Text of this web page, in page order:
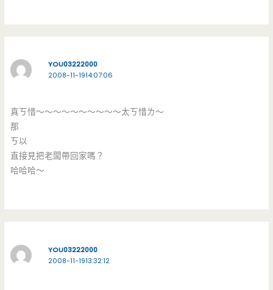
YOU03222000
2008-11-1914:07:06
真ㄎ惜～～～～～～～～～～太ㄎ惜ㄌ～
那
ㄎ以
直接見把老闆帶回家嗎？
哈哈哈～
YOU03222000
2008-11-1913:32:12